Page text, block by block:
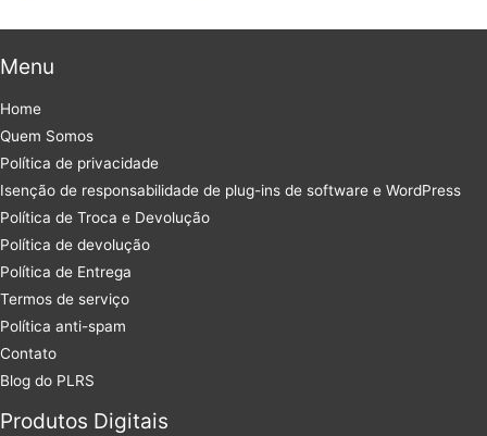
Menu
Home
Quem Somos
Política de privacidade
Isenção de responsabilidade de plug-ins de software e WordPress
Política de Troca e Devolução
Política de devolução
Política de Entrega
Termos de serviço
Política anti-spam
Contato
Blog do PLRS
Produtos Digitais